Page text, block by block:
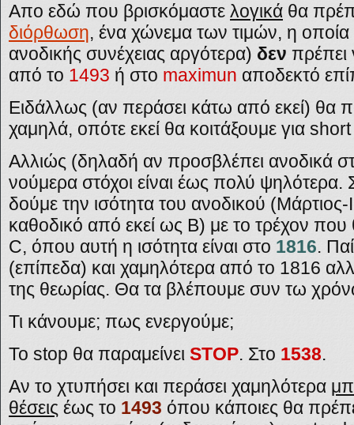
Απο εδώ που βρισκόμαστε λογικά θα
διόρθωση, ένα χώνεμα των τιμών, η
ανοδικής συνέχειας αργότερα) δεν πρέπει
από το 1493 ή στο maximun αποδεκτό
Ειδάλλως (αν περάσει κάτω από εκεί) θα
χαμηλά, οπότε εκεί θα κοιτάξουμε για
Αλλιώς (δηλαδή αν προσβλέπει ανοδικά
νούμερα στόχοι είναι έως πολύ
δούμε την ισότητα του ανοδικού
καθοδικό από εκεί ως Β) με το τρέχον
C, όπου αυτή η ισότητα είναι στο 1816.
(επίπεδα) και χαμηλότερα από το 1816
της θεωρίας. Θα τα βλέπουμε συν τω
Τι κάνουμε; πως ενεργούμε;
Το stop θα παραμείνει STOP. Στο 1538.
Αν το χτυπήσει και περάσει χαμηλότερα
θέσεις έως το 1493 όπου κάποιες θα